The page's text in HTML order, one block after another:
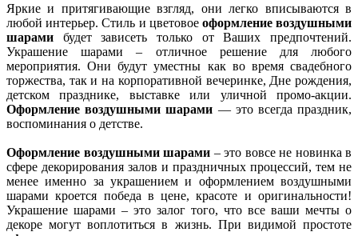
Яркие и притягивающие взгляд, они легко вписываются в
любой интерьер. Стиль и цветовое оформление воздушными
шарами будет зависеть только от Ваших предпочтений.
Украшение шарами – отличное решение для любого
мероприятия. Они будут уместны как во время свадебного
торжества, так и на корпоративной вечеринке, Дне рождения,
детском празднике, выставке или уличной промо-акции.
Оформление воздушными шарами — это всегда праздник,
воспоминания о детстве.
Оформление воздушными шарами – это вовсе не новинка в
сфере декорирования залов и праздничных процессий, тем не
менее именно за украшением и оформлением воздушными
шарами кроется победа в цене, красоте и оригинальности!
Украшение шарами – это залог того, что все ваши мечты о
декоре могут воплотиться в жизнь. При видимой простоте